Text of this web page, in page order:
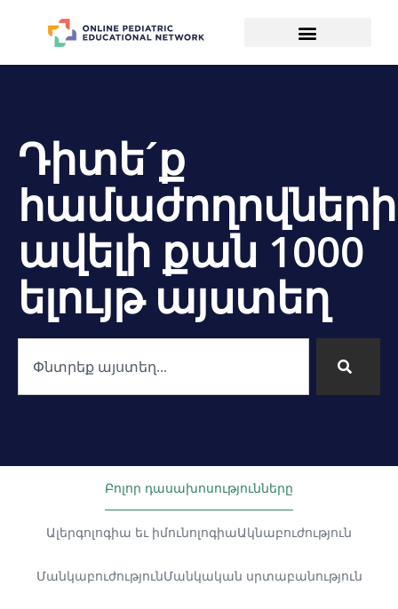
Դիտե´ք
համաժողովների
ավելի քան 1000
ելույթ այստեղ
Ալերգոլոգիա եւ իմունոլոգիաԱկնաբուժություն
ՄանկաբուժությունՄանկական սրտաբանություն
Բոլոր դասախոսությունները